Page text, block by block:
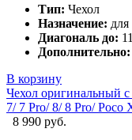
Тип: Чехол
Назначение:
Диагональ до:
Дополнительно:
В корзину
Чехол оригинальный
7/ 7 Pro/ 8/ 8 Pro/ Poco
8 990 руб.